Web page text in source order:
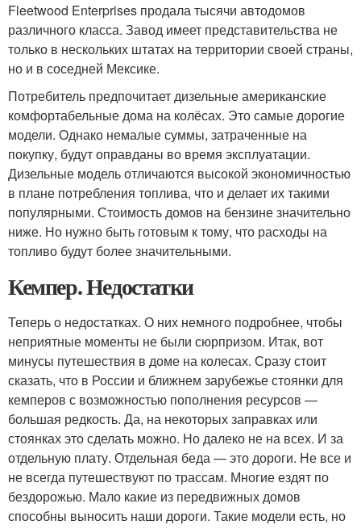
Fleetwood Enterprises продала тысячи автодомов
различного класса. Завод имеет представительства не
только в нескольких штатах на территории своей страны,
но и в соседней Мексике.
Потребитель предпочитает дизельные американские
комфортабельные дома на колёсах. Это самые дорогие
модели. Однако немалые суммы, затраченные на
покупку, будут оправданы во время эксплуатации.
Дизельные модель отличаются высокой экономичностью
в плане потребления топлива, что и делает их такими
популярными. Стоимость домов на бензине значительно
ниже. Но нужно быть готовым к тому, что расходы на
топливо будут более значительными.
Кемпер. Недостатки
Теперь о недостатках. О них немного подробнее, чтобы
неприятные моменты не были сюрпризом. Итак, вот
минусы путешествия в доме на колесах. Сразу стоит
сказать, что в России и ближнем зарубежье стоянки для
кемперов с возможностью пополнения ресурсов —
большая редкость. Да, на некоторых заправках или
стоянках это сделать можно. Но далеко не на всех. И за
отдельную плату. Отдельная беда — это дороги. Не все и
не всегда путешествуют по трассам. Многие ездят по
бездорожью. Мало какие из передвижных домов
способны выносить наши дороги. Такие модели есть, но